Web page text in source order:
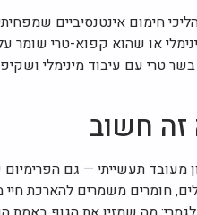
חימום אינטנסיביים
או שהוא קפוא-טרי שומר
טרי עם עיבוד מינימלי
זה חשוב
מעובד תעשייתי — גם
חומרים משמרים להארכת